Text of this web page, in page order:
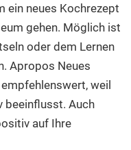
ein neues Kochrezept
gehen. Möglich ist
oder dem Lernen
Apropos Neues
weil
beeinflusst. Auch
auf Ihre